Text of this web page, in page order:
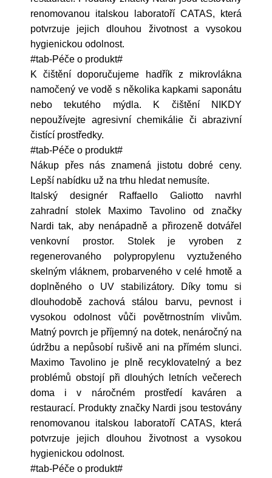
renomovanou italskou laboratoří CATAS, která
potvrzuje jejich dlouhou životnost a vysokou
hygienickou odolnost.
#tab-Péče o produkt#
K čištění doporučujeme hadřík z mikrovlákna
namočený ve vodě s několika kapkami saponátu
nebo tekutého mýdla. K čištění NIKDY
nepoužívejte agresivní chemikálie či abrazivní
čistící prostředky.
#tab-Péče o produkt#
Nákup přes nás znamená jistotu dobré ceny.
Lepší nabídku už na trhu hledat nemusíte.
Italský designér Raffaello Galiotto navrhl
zahradní stolek Maximo Tavolino od značky
Nardi tak, aby nenápadně a přirozeně dotvářel
venkovní prostor. Stolek je vyroben z
regenerovaného polypropylenu vyztuženého
skelným vláknem, probarveného v celé hmotě a
doplněného o UV stabilizátory. Díky tomu si
dlouhodobě zachová stálou barvu, pevnost i
vysokou odolnost vůči povětrnostním vlivům.
Matný povrch je příjemný na dotek, nenáročný na
údržbu a nepůsobí rušivě ani na přímém slunci.
Maximo Tavolino je plně recyklovatelný a bez
problémů obstojí při dlouhých letních večerech
doma i v náročném prostředí kaváren a
restaurací. Produkty značky Nardi jsou testovány
renomovanou italskou laboratoří CATAS, která
potvrzuje jejich dlouhou životnost a vysokou
hygienickou odolnost.
#tab-Péče o produkt#